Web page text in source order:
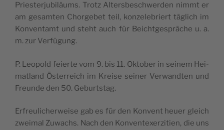
Pries­ter­ju­bi­lä­ums. Trotz Alters­be­schwer­den nimmt er
am gesam­ten Chor­ge­bet teil, kon­ze­le­briert täg­lich im
Kon­vent­amt und steht auch für Beicht­ge­sprä­che u. a.
m. zur Verfügung.
P. Leo­pold fei­er­te vom 9. bis 11. Okto­ber in sei­nem Hei­
mat­land Öster­reich im Krei­se sei­ner Ver­wand­ten und
Freun­de den 50. Geburtstag.
Erfreu­li­cher­wei­se gab es für den Kon­vent heu­er gleich
zwei­mal Zuwachs. Nach den Kon­vent­ex­er­zi­ti­en, die uns